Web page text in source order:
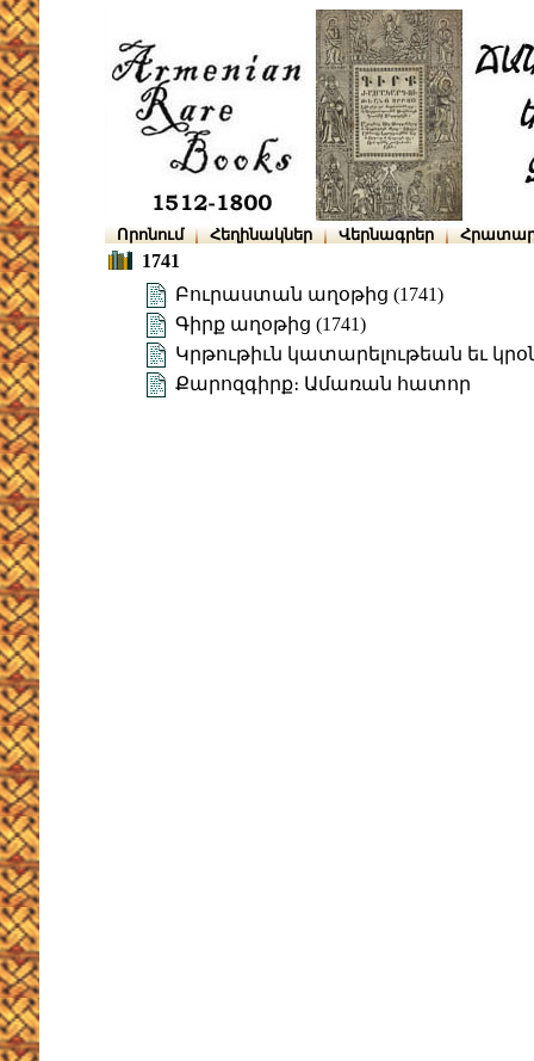
Որոնում Հեղինակներ Վերնագրեր
1741
Բուրաստան աղօթից (1741)
Գիրք աղօթից (1741)
Կրթութիւն կատարելութեան եւ
Քարոզգիրք։ Ամառան հատոր